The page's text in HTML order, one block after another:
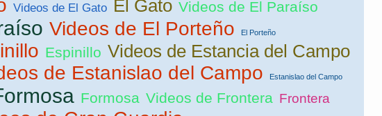
Videos de El Gato El Gato Videos de El Paraíso
Videos de El Porteño El Porteño
Espinillo Videos de Estancia del Campo
de Estanislao del Campo Estanislao del Campo
Formosa Videos de Frontera Frontera